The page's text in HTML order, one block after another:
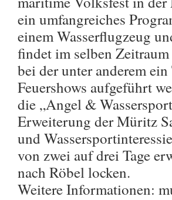
ein umfangreiches
einem Wasserflugzeug
findet im selben
bei der unter anderem
Feuershows aufgeführt
die „Angel &
Erweiterung der Müritz
und
von zwei auf drei Tage
nach Röbel locken.
Weitere Informationen: